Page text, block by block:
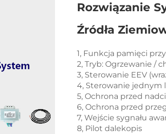
Rozwiązanie
Źródła
1, Funkcja pamięci
2, Tryb: Ogrzewanie /
3, Sterowanie EEV
4, Sterowanie jednym
5, Ochrona przed
6, Ochrona przed
7, Wejście sygnału
8, Pilot dalekopis